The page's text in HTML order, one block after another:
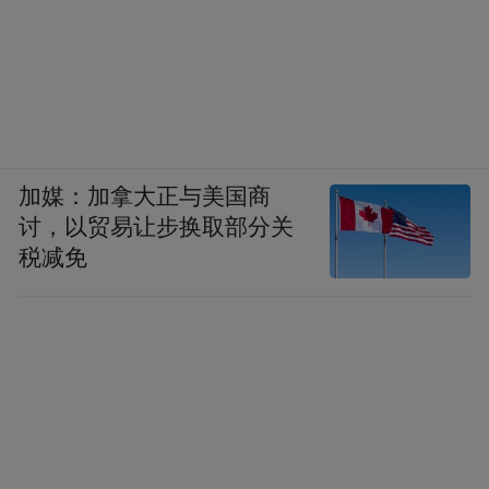
加媒：加拿大正与美国商
讨，以贸易让步换取部分关
税减免